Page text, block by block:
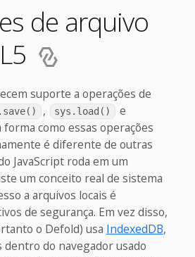
de arquivo
suporte a operações de
, sys.load() e
forma como essas operações
é diferente de outras
JavaScript roda em um
um conceito real de sistema
a arquivos locais é
de segurança. Em vez disso,
o Defold) usa IndexedDB,
dentro do navegador usado